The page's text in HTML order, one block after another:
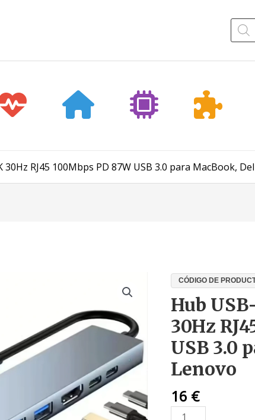
de
30Hz RJ45 100Mbps PD 87W USB 3.0 para MacBook,
CÓDIGO DE
Hub
30Hz
USB 3.0
Lenovo
16 €
Hub
C
8
en
1
HDMI
30Hz
RJ45